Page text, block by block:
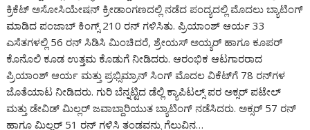
ಕ್ರಿಕೆಟ್ ಅಸೋಸಿಯೇಷನ್ ಕ್ರೀಡಾಂಗಣದಲ್ಲಿ ನಡೆದ ಪಂದ್ಯದಲ್ಲಿ ಮೊದಲು ಬ್ಯಾಟಿಂಗ್
ಮಾಡಿದ ಪಂಜಾಬ್ ಕಿಂಗ್ಸ್ 210 ರನ್ ಗಳಿಸಿತು. ಪ್ರಿಯಾಂಶ್ ಆರ್ಯ 33
ಎಸೆತಗಳಲ್ಲಿ 56 ರನ್ ಸಿಡಿಸಿ ಮಿಂಚಿದರೆ, ಶ್ರೇಯಸ್ ಅಯ್ಯರ್ ಹಾಗೂ ಕೂಪರ್
ಕೊನೊಲಿ ಕೂಡ ಉತ್ತಮ ಕೊಡುಗೆ ನೀಡಿದರು. ಆರಂಭಿಕ ಆಟಗಾರರಾದ
ಪ್ರಿಯಾಂಶ್ ಆರ್ಯ ಮತ್ತು ಪ್ರಭ್ಸಿಮ್ರಾನ್ ಸಿಂಗ್ ಮೊದಲ ವಿಕೆಟ್‌ಗೆ 78 ರನ್‌ಗಳ
ಜೊತೆಯಾಟ ನೀಡಿದರು. ಗುರಿ ಬೆನ್ನಟ್ಟಿದ ಡೆಲ್ಲಿ ಕ್ಯಾಪಿಟಲ್ಸ್ ಪರ ಅಕ್ಸರ್ ಪಟೇಲ್
ಮತ್ತು ಡೇವಿಡ್ ಮಿಲ್ಲರ್ ಜವಾಬ್ದಾರಿಯುತ ಬ್ಯಾಟಿಂಗ್ ನಡೆಸಿದರು. ಅಕ್ಸರ್ 57 ರನ್
ಹಾಗೂ ಮಿಲ್ಲರ್ 51 ರನ್ ಗಳಿಸಿ ತಂಡವನ್ನು ಗೆಲುವಿನ…